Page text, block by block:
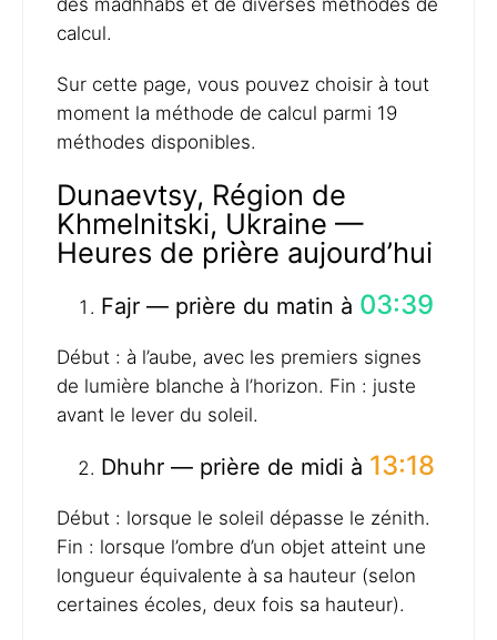
des madhhabs et de diverses méthodes de
calcul.
Sur cette page, vous pouvez choisir à tout
moment la méthode de calcul parmi 19
méthodes disponibles.
Dunaevtsy, Région de
Khmelnitski, Ukraine —
Heures de prière aujourd’hui
Fajr — prière du matin à 03:39
Début : à l’aube, avec les premiers signes
de lumière blanche à l’horizon. Fin : juste
avant le lever du soleil.
Dhuhr — prière de midi à 13:18
Début : lorsque le soleil dépasse le zénith.
Fin : lorsque l’ombre d’un objet atteint une
longueur équivalente à sa hauteur (selon
certaines écoles, deux fois sa hauteur).